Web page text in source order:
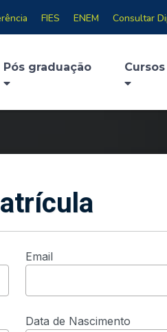
FIES ENEM Consultar
Pós graduação
Email
Data de Nascimento